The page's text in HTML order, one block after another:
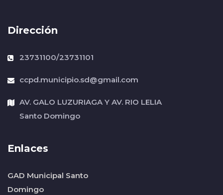
Dirección
23731100/23731101
ccpd.municipio.sd@gmail.com
AV. GALO LUZURIAGA Y AV. RIO LELIA
Santo Domingo
Enlaces
GAD Municipal Santo
Domingo